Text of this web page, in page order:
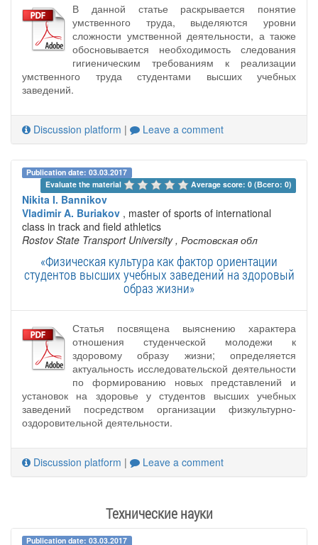
В данной статье раскрывается понятие
умственного труда, выделяются уровни
сложности умственной деятельности, а также
обосновывается необходимость следования
гигиеническим требованиям к реализации
умственного труда студентами высших учебных
заведений.
Discussion platform | Leave a comment
Publication date: 03.03.2017
Evaluate the material
Average score: 0 (Всего: 0)
Nikita I. Bannikov
Vladimir A. Buriakov , master of sports of international
class in track and field athletics
Rostov State Transport University , Ростовская обл
«Физическая культура как фактор ориентации
студентов высших учебных заведений на здоровый
образ жизни»
Статья посвящена выяснению характера
отношения студенческой молодежи к
здоровому образу жизни; определяется
актуальность исследовательской деятельности
по формированию новых представлений и
установок на здоровье у студентов высших учебных
заведений посредством организации физкультурно-
оздоровительной деятельности.
Discussion platform | Leave a comment
Технические науки
Publication date: 03.03.2017